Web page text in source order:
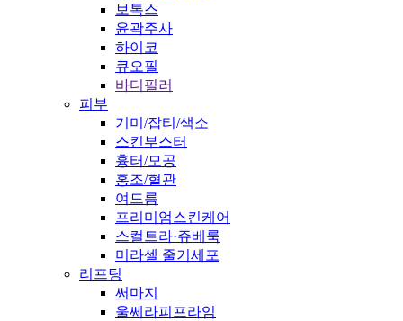
보톡스
윤곽주사
하이코
큐오필
바디필러
피부
기미/잡티/색소
스킨부스터
흉터/모공
홍조/혈관
여드름
프리미엄스킨케어
스컬트라·쥬베룩
미라셀 줄기세포
리프팅
써마지
울쎄라피프라임